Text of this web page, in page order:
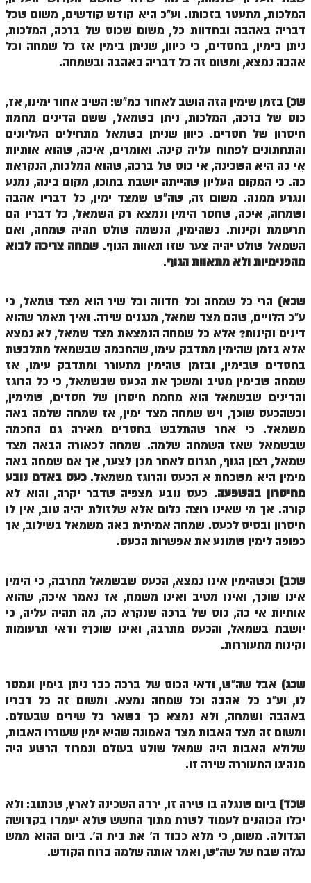
ספר הזוהר – ויקרא
ספר הזוהר הקדוש זוהר ויקרא השקפה
ספר הזוהר הקדוש זוהר ויקרא מתקדמים
זוהר צו מתחילים
זוהר צו מתקדמים
פרשת שמיני מתחילים
פרשת שמיני מתקדמים
ספר הזוהר פרשת תזריע למתחילים
ספר הזוהר פרשת תזריע למתקדמים
זוהר מצורע מתחילים
זוהר אחרי מות למתחילים
זוהר אחרי מות למתקדמים
הזוהר הקדוש – קדושים למתחילים
הזוהר הקדוש – קדושים למתקדמים
ספר הזוהר אמור מתקדמים
הזוהר הקדוש פרשת בהר למתחילים
הזוהר הקדוש פרשת בהר – מתקדמים
זוהר בחוקותי למתחילים
זוהר הקדוש בחוקותי למתקדמים
זוהר במדבר מתחילים
זוהר במדבר מתקדמים
זוהר בהעלותך למתחילים
זוהר בהעלותך למתקדמים
זוהר שלח לך למתקדמים
זוהר קורח למתקדמים
המלכות, מתעטר בזכותו. וע"כ היא קודש קודשים, משום שכל
דבריה באהבה ובחדוות כל, משום שכוס של ברכה, המלכות,
ניתן בימין, בחסדים, כי כיוון, שניתן בימין אז כל שמחה וכל
אהבה נמצא, ומשום זה כל דבריה באהבה ובשמחה.
שכ) בזמן שימין הזה הושב לאחור כמ"ש: השיב אחור ימינו, אז,
כוס של ברכה, המלכות, ניתן בשמאל, ששם הדינים מחמת
חיסרון של חסדים. כיוון שניתן בשמאל מתחילים העליונים
והתחתונים לפתוח עליה קינה. ואומרים, איכה, שהוא אותיות
אֵי כה היא השכינה, אי כוס של ברכה, שהוא המלכות, הנקראת
כה. כי המקום העליון שהייתה יושבת בתוכו, מקום בינה, נמנע
ונגרע ממנה. משום זה, שה"ש שמצד ימין, כל דבריו אהבה
ושמחה, איכה, שחסר הימין ונמצא רק השמאל, כל דבריו הם
תרעומת וקינות. כשהימין, הנשמה שולט תהיה שמחה, ואם
השמאל שולט יהיה צער שזו תאוות הגוף. שמחה צריכה לבוא
מהפנימיות ולא מתאוות הגוף.
שכא) הרי כל שמחה וכל חדווה וכל שיר הוא מצד שמאל, כי
ע"כ הלויים, שהם מצד שמאל, מנגנים שירה. ואיך תאמר שהוא
דינים וקינות? אלא כל שמחה הנמצאת מצד שמאל, לא נמצא
אלא בזמן שהימין מתדבק עימו, שהחכמה שבשמאל מתלבשת
בחסדים שבימין, ובזמן שהימין מתעורר ומתדבק עימו, אז
שמחה שבימין מטיב ומשכך את הכעס שבשמאל, כי כל הרוגז
והדינים שבשמאל הוא מחמת חיסרון של חסדים, שמימין,
וכשהכעס שוכך, ויש שמחה מצד ימין, אז שמחה שלמה באה
משמאל. כי אחר שהתלבש בחסדים מאירה גם החכמה
שבשמאל שאז השמחה שלמה. שמחה לכאורה הבאה מצד
שמאל, רצון הגוף, תגרום לאחר מכן לצער, אך אם שמחה באה
מימין היא משכחת א הכעס והרוגז משמאל.כעס באדם נובע
מחיסרון בהשפעה. כעס נובע מצפיה שדבר יקרה, והוא לא
קורה. אך מי שאינו רוצה כלום אלא שלזולת יהיה טוב, אין לו
חיסרון ובסיס לכעס. שמחה אמיתית באה משמאל בשילוב, אך
כפופה לימין שמונע את אפשרות הכעס.
שכב) וכשהימין אינו נמצא, הכעס שבשמאל מתרבה, כי הימין
אינו שוכך, ואינו מטיב ואינו משמח, אז נאמר איכה, שהוא
אותיות אי כה, כוס של ברכה שנקרא כה, מה תהיה עליה, כי
יושבת בשמאל, והכעס מתרבה, ואינו שוכך? ודאי תרעומות
וקינות מתעוררות.
שכג) אבל שה"ש, ודאי הכוס של ברכה כבר ניתן בימין ונמסר
לו, וע"כ כל אהבה וכל שמחה נמצא. ומשום זה כל דבריו
באהבה ושמחה, ולא נמצא כך בשאר כל שירים שבעולם.
ומשום זה מצד האבות מצד האמונה שהיא ימין שעוררו האבות,
שלולא האבות היה שמאל שולט בעולם ונמרוד הרשע היה
מנהיגו התעוררה שירה זו.
שכד) ביום שנגלה בו שירה זו, ירדה השכינה לארץ, שכתוב: ולא
יכלו הכוהנים לעמוד לשרת מתוך החשש שלא יעמדו בקדושה
הגדולה. משום, כי מלא כבוד ה' את בית ה'. ביום ההוא ממש
נגלה שבח של שה"ש, ואמר אותה שלמה ברוח הקודש.